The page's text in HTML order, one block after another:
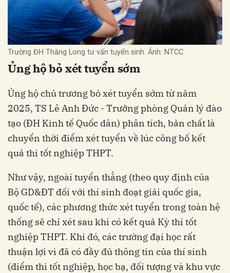
Trường ĐH Thăng Long tư vấn tuyển sinh. Ảnh: NTCC
Ủng hộ bỏ xét tuyển sớm
Ủng hộ chủ trương bỏ xét tuyển sớm từ năm
2025, TS Lê Anh Đức - Trưởng phòng Quản lý đào
tạo (ĐH Kinh tế Quốc dân) phân tích, bản chất là
chuyển thời điểm xét tuyển về lúc công bố kết
quả thi tốt nghiệp THPT.
Như vậy, ngoài tuyển thẳng (theo quy định của
Bộ GD&ĐT đối với thí sinh đoạt giải quốc gia,
quốc tế), các phương thức xét tuyển trong toàn hệ
thống sẽ chỉ xét sau khi có kết quả Kỳ thi tốt
nghiệp THPT. Khi đó, các trường đại học rất
thuận lợi vì đã có đầy đủ thông tin của thí sinh
(điểm thi tốt nghiệp, học bạ, đối tượng và khu vực